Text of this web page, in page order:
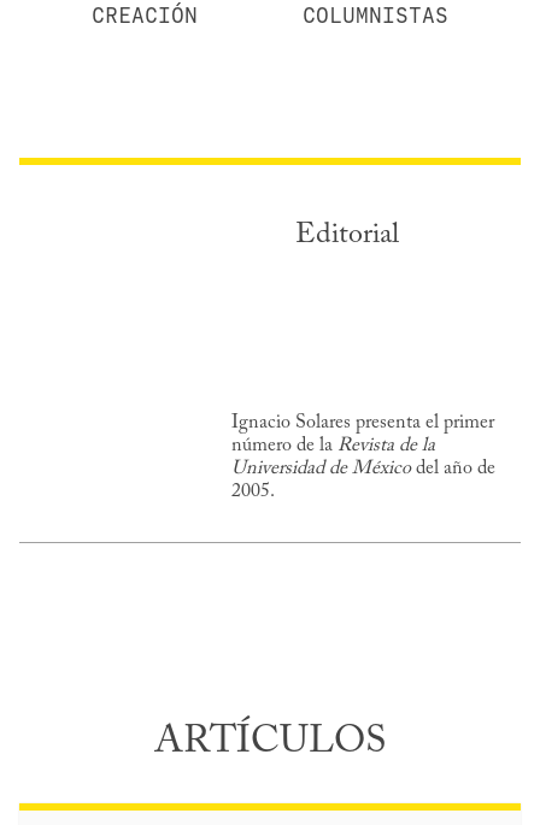
CREACIÓN COLUMNISTAS
Editorial
Ignacio Solares presenta el primer
número de la Revista de la
Universidad de Méxicodel año de
2005.
ARTÍCULOS